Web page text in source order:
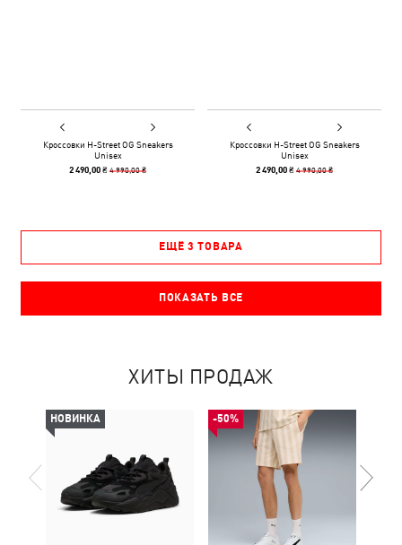
Кроссовки H-Street OG Sneakers
Unisex
2 490,00 ₴4 990,00 ₴
Кроссовки H-Street OG Sneakers
Unisex
2 490,00 ₴4 990,00 ₴
ЕЩЁ 3 ТОВАРА
ПОКАЗАТЬ ВСЕ
ХИТЫ ПРОДАЖ
НОВИНКА -50%